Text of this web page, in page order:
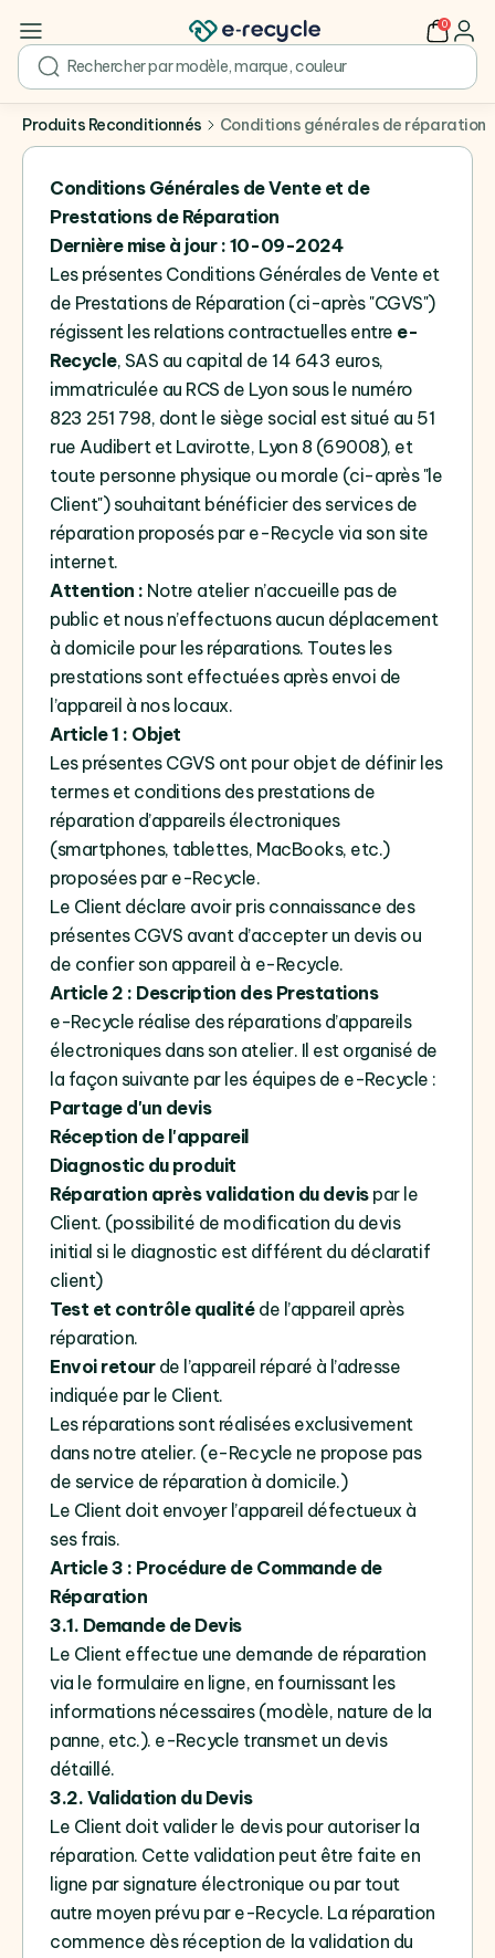
search
0 user
Produits Reconditionnés Conditions générales de réparation
Conditions Générales de Vente et de
Prestations de Réparation
Dernière mise à jour : 10-09-2024
Les présentes Conditions Générales de Vente et
de Prestations de Réparation (ci-après "CGVS")
régissent les relations contractuelles entre e-
Recycle, SAS au capital de 14 643 euros,
immatriculée au RCS de Lyon sous le numéro
823 251 798, dont le siège social est situé au 51
rue Audibert et Lavirotte, Lyon 8 (69008), et
toute personne physique ou morale (ci-après "le
Client") souhaitant bénéficier des services de
réparation proposés par e-Recycle via son site
internet.
Attention : Notre atelier n’accueille pas de
public et nous n’effectuons aucun déplacement
à domicile pour les réparations. Toutes les
prestations sont effectuées après envoi de
l’appareil à nos locaux.
Article 1 : Objet
Les présentes CGVS ont pour objet de définir les
termes et conditions des prestations de
réparation d’appareils électroniques
(smartphones, tablettes, MacBooks, etc.)
proposées par e-Recycle.
Le Client déclare avoir pris connaissance des
présentes CGVS avant d’accepter un devis ou
de confier son appareil à e-Recycle.
Article 2 : Description des Prestations
e-Recycle réalise des réparations d’appareils
électroniques dans son atelier. Il est organisé de
la façon suivante par les équipes de e-Recycle :
Partage d'un devis
Réception de l'appareil
Diagnostic du produit
Réparation après validation du devispar le
Client. (possibilité de modification du devis
initial si le diagnostic est différent du déclaratif
client)
Test et contrôle qualitéde l’appareil après
réparation.
Envoi retourde l’appareil réparé à l’adresse
indiquée par le Client.
Les réparations sont réalisées exclusivement
dans notre atelier. (e-Recycle ne propose pas
de service de réparation à domicile.)
Le Client doit envoyer l’appareil défectueux à
ses frais.
Article 3 : Procédure de Commande de
Réparation
3.1. Demande de Devis
Le Client effectue une demande de réparation
via le formulaire en ligne, en fournissant les
informations nécessaires (modèle, nature de la
panne, etc.). e-Recycle transmet un devis
détaillé.
3.2. Validation du Devis
Le Client doit valider le devis pour autoriser la
réparation. Cette validation peut être faite en
ligne par signature électronique ou par tout
autre moyen prévu par e-Recycle. La réparation
commence dès réception de la validation du